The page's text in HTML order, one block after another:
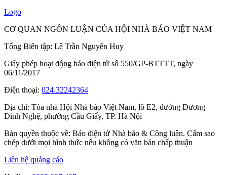
Logo
CƠ QUAN NGÔN LUẬN CỦA HỘI NHÀ BÁO VIỆT NAM
Tổng Biên tập: Lê Trần Nguyên Huy
Giấy phép hoạt động báo điện tử số 550/GP-BTTTT, ngày
06/11/2017
Điện thoại: 024.32242364
Địa chỉ: Tòa nhà Hội Nhà báo Việt Nam, lô E2, đường Dương
Đình Nghệ, phường Cầu Giấy, TP. Hà Nội
Bản quyền thuộc về: Báo điện tử Nhà báo & Công luận. Cấm sao
chép dưới mọi hình thức nếu không có văn bản chấp thuận
Liên hệ quảng cáo